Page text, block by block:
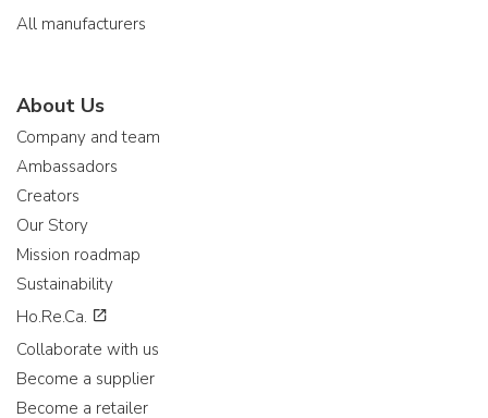
All manufacturers
About Us
Company and team
Ambassadors
Creators
Our Story
Mission roadmap
Sustainability
Ho.Re.Ca.
Collaborate with us
Become a supplier
Become a retailer